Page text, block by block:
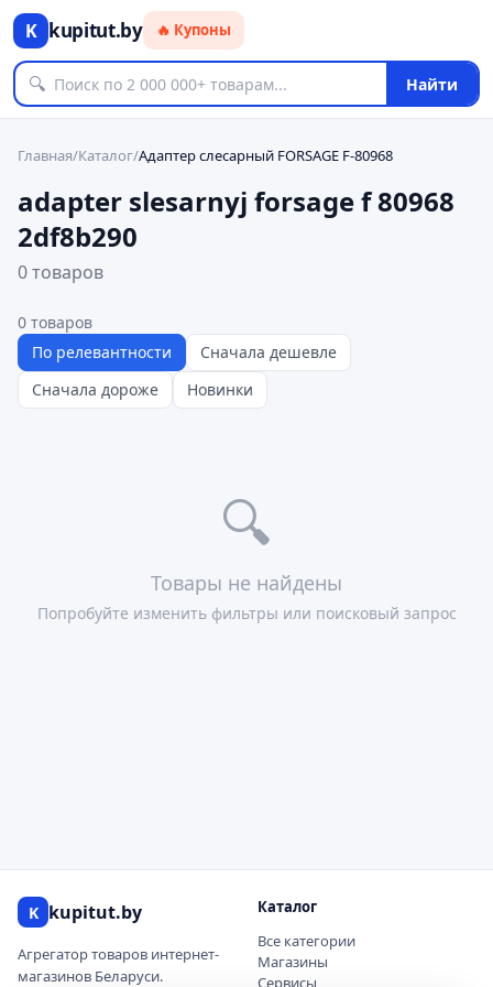
K kupitut.by 🔥 Купоны
🔍 Найти
Главная/Каталог/Адаптер слесарный FORSAGE F-80968
adapter slesarnyj forsage f 80968
2df8b290
0 товаров
0 товаров
По релевантности
Сначала дешевле
Сначала дороже
Новинки
🔍
Товары не найдены
Попробуйте изменить фильтры или поисковый запрос
K kupitut.by
Агрегатор товаров интернет-
магазинов Беларуси.
Каталог
Все категории
Магазины
Сервисы